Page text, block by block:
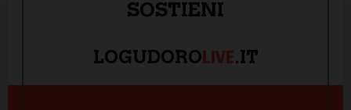
SOSTIENI
LOGUDOROLIVE.IT